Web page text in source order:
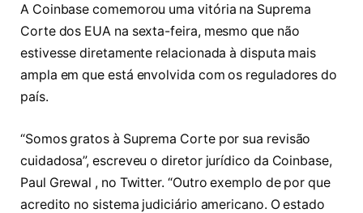
A Coinbase comemorou uma vitória na Suprema
Corte dos EUA na sexta-feira, mesmo que não
estivesse diretamente relacionada à disputa mais
ampla em que está envolvida com os reguladores do
país.
“Somos gratos à Suprema Corte por sua revisão
cuidadosa”, escreveu o diretor jurídico da Coinbase,
Paul Grewal , no Twitter. “Outro exemplo de por que
acredito no sistema judiciário americano. O estado